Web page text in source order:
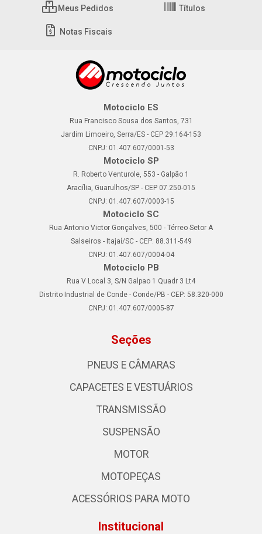
Meus Pedidos Títulos
Notas Fiscais
Motociclo ES
Rua Francisco Sousa dos Santos, 731
Jardim Limoeiro, Serra/ES - CEP 29.164-153
CNPJ: 01.407.607/0001-53
Motociclo SP
R. Roberto Venturole, 553 - Galpão 1
Aracília, Guarulhos/SP - CEP 07.250-015
CNPJ: 01.407.607/0003-15
Motociclo SC
Rua Antonio Victor Gonçalves, 500 - Térreo Setor A
Salseiros - Itajaí/SC - CEP: 88.311-549
CNPJ: 01.407.607/0004-04
Motociclo PB
Rua V Local 3, S/N Galpao 1 Quadr 3 Lt4
Distrito Industrial de Conde - Conde/PB - CEP: 58.320-000
CNPJ: 01.407.607/0005-87
Seções
PNEUS E CÂMARAS
CAPACETES E VESTUÁRIOS
TRANSMISSÃO
SUSPENSÃO
MOTOR
MOTOPEÇAS
ACESSÓRIOS PARA MOTO
Institucional